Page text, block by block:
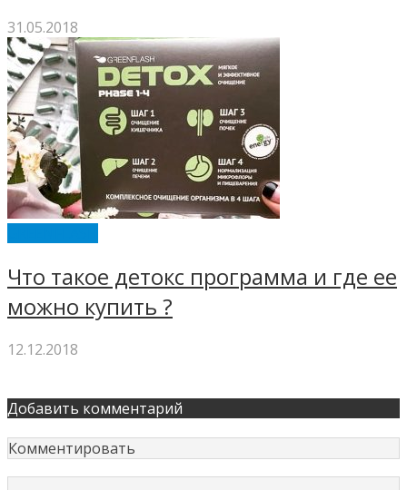
31.05.2018
Что такое детокс программа и где ее
можно купить ?
12.12.2018
Добавить комментарий
Комментировать